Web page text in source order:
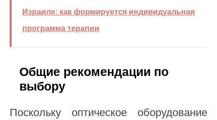
Израиле: как формируется индивидуальная
программа терапии
Общие рекомендации по
выбору
Поскольку оптическое оборудование